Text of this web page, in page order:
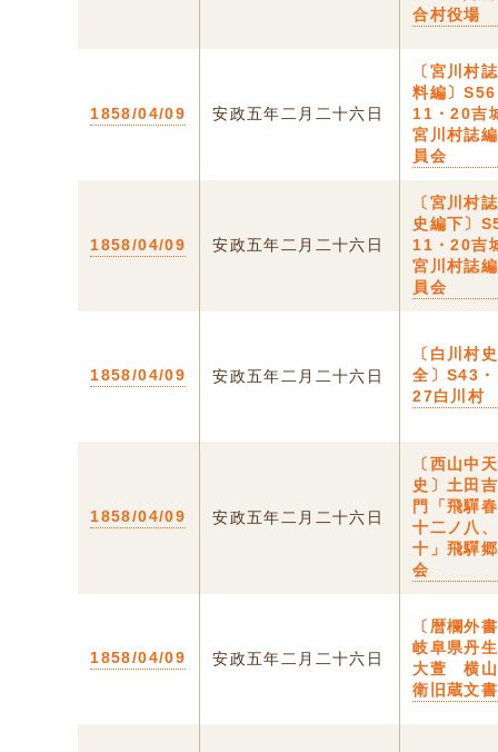
合村役場
1858/04/09 安政五年二月二十六日
〔宮川村
料編〕
11・20吉
宮川村誌
員会
1858/04/09 安政五年二月二十六日
〔宮川村
史編下〕
11・20吉
宮川村誌
員会
1858/04/09 安政五年二月二十六日
〔白川
全〕S43
27白川村
1858/04/09 安政五年二月二十六日
〔西山中
史〕土田
門「飛驒
十二ノ八
十」飛驒
会
1858/04/09 安政五年二月二十六日
〔暦欄外
岐阜県丹
大萱 横山
衛旧蔵文書